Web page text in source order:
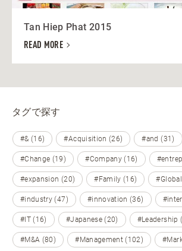
Tan Hiep Phat 2015
READ MORE
タグで探す
#& (16) #Acquisition (26) #and (31)
#Change (19) #Company (16)
#expansion (20) #Family (16)
#industry (47) #innovation (36)
#IT (16) #Japanese (20) #Leadership
#M&A (80) #Management (102)